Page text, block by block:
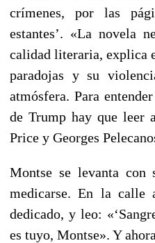
crímenes, por las
estantes’. «La novela
calidad literaria, explica
paradojas y su
atmósfera. Para
de Trump hay que leer
Price y Georges
Montse se levanta con
medicarse. En la
dedicado, y leo:
es tuyo, Montse». Y